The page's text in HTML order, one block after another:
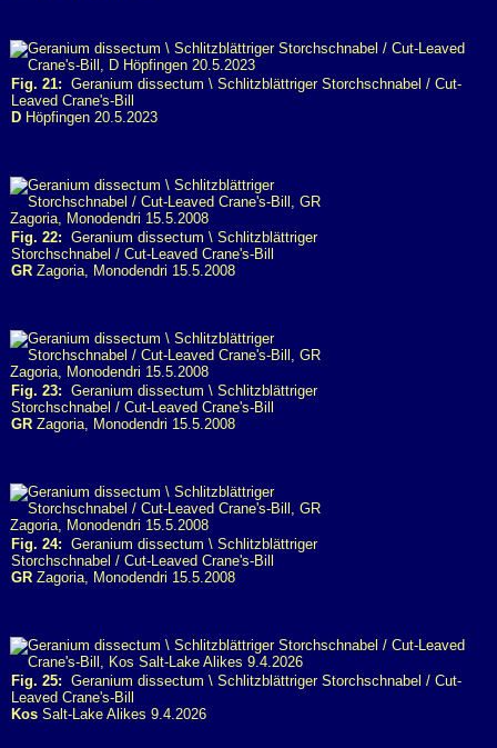
Fig. 21: Geranium dissectum \ Schlitzblättriger Storchschnabel / Cut-
Leaved Crane's-Bill
D Höpfingen 20.5.2023
Fig. 22: Geranium dissectum \ Schlitzblättriger
Storchschnabel / Cut-Leaved Crane's-Bill
GR Zagoria, Monodendri 15.5.2008
Fig. 23: Geranium dissectum \ Schlitzblättriger
Storchschnabel / Cut-Leaved Crane's-Bill
GR Zagoria, Monodendri 15.5.2008
Fig. 24: Geranium dissectum \ Schlitzblättriger
Storchschnabel / Cut-Leaved Crane's-Bill
GR Zagoria, Monodendri 15.5.2008
Fig. 25: Geranium dissectum \ Schlitzblättriger Storchschnabel / Cut-
Leaved Crane's-Bill
Kos Salt-Lake Alikes 9.4.2026